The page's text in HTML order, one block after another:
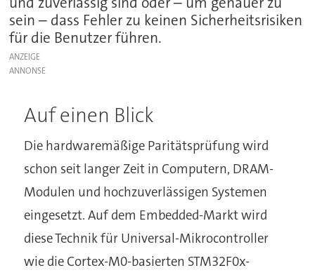
sein – dass Fehler zu keinen Sicherheitsrisiken
für die Benutzer führen.
ANZEIGE
Auf einen Blick
Die hardwaremäßige Paritätsprüfung wird
schon seit langer Zeit in Computern, DRAM-
Modulen und hochzuverlässigen Systemen
eingesetzt. Auf dem Embedded-Markt wird
diese Technik für Universal-Mikrocontroller
wie die Cortex-M0-basierten STM32F0x-